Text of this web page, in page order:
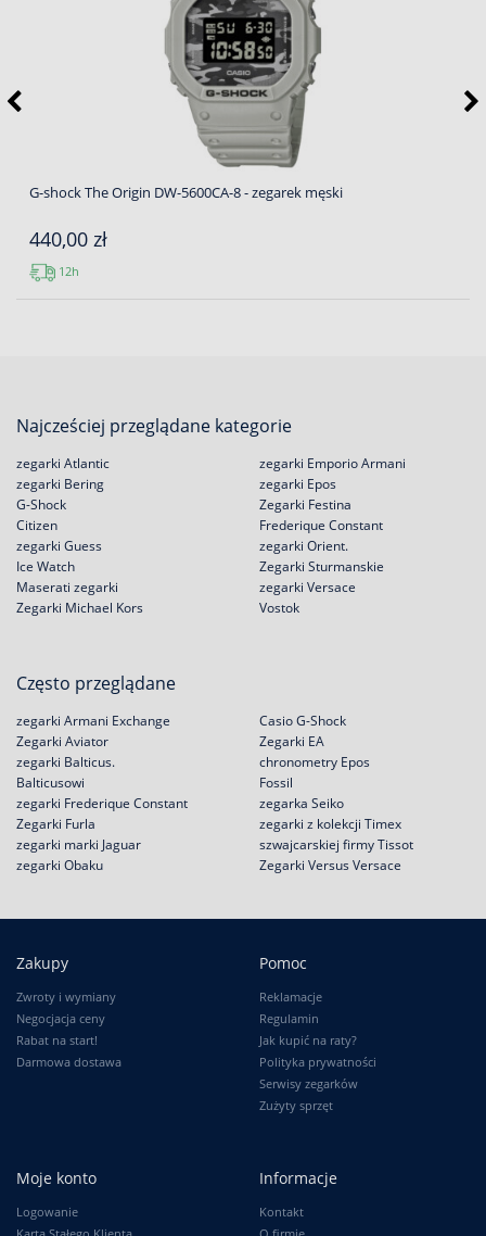
G-shock The Origin DW-5600CA-8 - zegarek męski
440,00 zł
12h
Najcześciej przeglądane kategorie
zegarki Atlantic
zegarki Bering
G-Shock
Citizen
zegarki Emporio Armani
zegarki Epos
Zegarki Festina
Frederique Constant
zegarki Guess
Ice Watch
Maserati zegarki
Zegarki Michael Kors
zegarki Orient.
Zegarki Sturmanskie
zegarki Versace
Vostok
Często przeglądane
zegarki Armani Exchange
Zegarki Aviator
zegarki Balticus.
Balticusowi
Casio G-Shock
Zegarki EA
chronometry Epos
Fossil
zegarki Frederique Constant
Zegarki Furla
zegarki marki Jaguar
zegarki Obaku
zegarka Seiko
zegarki z kolekcji Timex
szwajcarskiej firmy Tissot
Zegarki Versus Versace
Zakupy
Zwroty i wymiany
Negocjacja ceny
Rabat na start!
Darmowa dostawa
Pomoc
Reklamacje
Regulamin
Jak kupić na raty?
Polityka prywatności
Serwisy zegarków
Zużyty sprzęt
Moje konto
Logowanie
Informacje
Kontakt